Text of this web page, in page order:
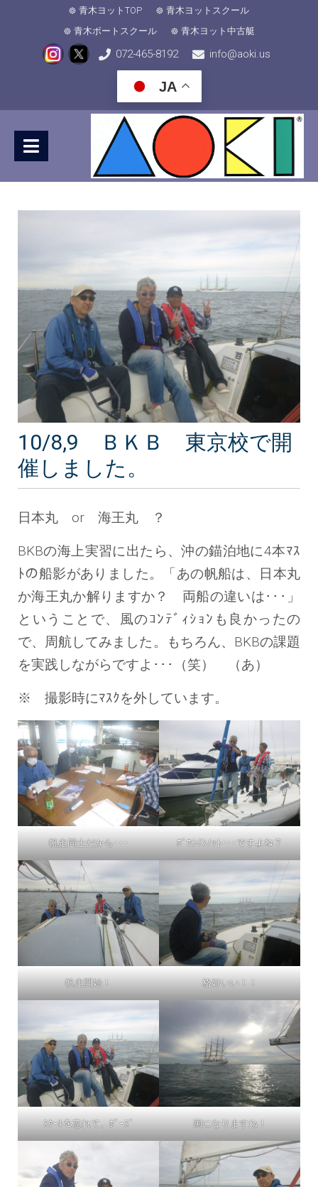
青木ヨットTOP
青木ヨットスクール
青木ボートスクール
青木ヨット中古艇
072-465-8192 info@aoki.us
JA
10/8,9 ＢＫＢ 東京校で開
催しました。
日本丸 or 海王丸 ？
BKBの海上実習に出たら、沖の錨泊地に4本ﾏｽ
ﾄの船影がありました。「あの帆船は、日本丸
か海王丸か解りますか？ 両船の違いは･･･」
ということで、風のｺﾝﾃﾞｨｼｮﾝも良かったの
で、周航してみました。もちろん、BKBの課題
を実践しながらですよ･･･（笑） （あ）
※ 撮影時にﾏｽｸを外しています。
帆走同士だから･･･ ﾎﾞｳﾗｲﾝﾉｯﾄ･･･ですよね？
帆走開始！ 格好いい！！
ｽｸｰﾙを忘れて、ﾎﾟｰｽﾞ 画になりますね！